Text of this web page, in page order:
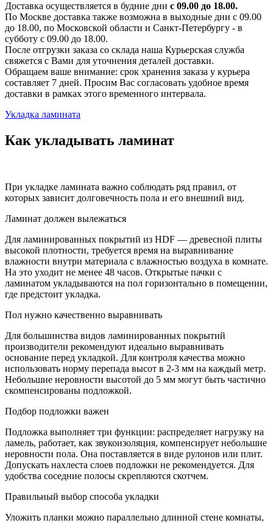
Доставка осуществляется в будние дни с 09.00 до 18.00.
По Москве доставка также возможна в выходные дни с 09.00
до 18.00, по Московской области и Санкт-Петербургу - в
субботу с 09.00 до 18.00.
После отгрузки заказа со склада наша Курьерская служба
свяжется с Вами для уточнения деталей доставки.
Обращаем ваше внимание: срок хранения заказа у курьера
составляет 7 дней. Просим Вас согласовать удобное время
доставки в рамках этого временного интервала.
Укладка ламината
Как укладывать ламинат
При укладке ламината важно соблюдать ряд правил, от
которых зависит долговечность пола и его внешний вид.
Ламинат должен вылежаться
Для ламинированных покрытий из HDF — древесной плиты
высокой плотности, требуется время на выравнивание
влажности внутри материала с влажностью воздуха в комнате.
На это уходит не менее 48 часов. Открытые пачки с
ламинатом укладываются на пол горизонтально в помещении,
где предстоит укладка.
Пол нужно качественно выравнивать
Для большинства видов ламинированных покрытий
производители рекомендуют идеально выравнивать
основание перед укладкой. Для контроля качества можно
использовать норму перепада высот в 2-3 мм на каждый метр.
Небольшие неровности высотой до 5 мм могут быть частично
скомпенсированы подложкой.
Подбор подложки важен
Подложка выполняет три функции: распределяет нагрузку на
ламель, работает, как звукоизоляция, компенсирует небольшие
неровности пола. Она поставляется в виде рулонов или плит.
Допускать нахлеста слоев подложки не рекомендуется. Для
удобства соседние полосы скрепляются скотчем.
Правильный выбор способа укладки
Уложить планки можно параллельно длинной стене комнаты,